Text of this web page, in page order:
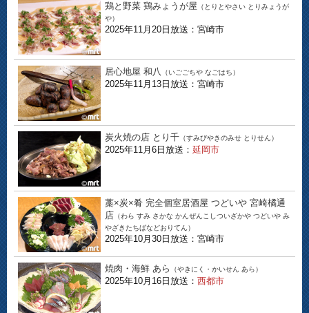
鶏と野菜 鶏みょうが屋 （とりとやさい とりみょうが
や）
2025年11月20日放送：宮崎市
居心地屋 和八 （いごごちや なごはち）
2025年11月13日放送：宮崎市
炭火焼の店 とり千 （すみびやきのみせ とりせん）
2025年11月6日放送： 延岡市
藁×炭×肴 完全個室居酒屋 つどいや 宮崎橘通
店 （わら すみ さかな かんぜんこしついざかや つどいや み
やざきたちばなどおりてん）
2025年10月30日放送：宮崎市
焼肉・海鮮 あら （やきにく・かいせん あら）
2025年10月16日放送： 西都市